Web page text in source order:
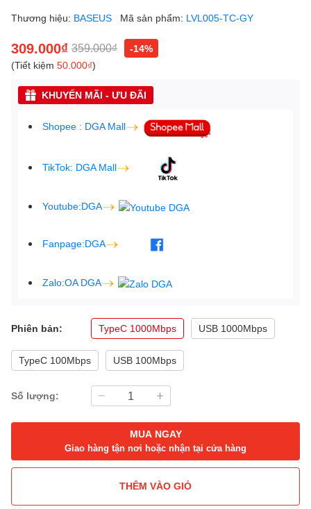
Thương hiệu: BASEUS Mã sản phẩm: LVL005-TC-GY
309.000₫ 359.000₫
-14%
(Tiết kiệm 50.000₫)
KHUYẾN MÃI - ƯU ĐÃI
Shopee : DGA Mall
TikTok: DGA Mall
Youtube:DGA
Fanpage:DGA
Zalo:OA DGA
Phiên bản: TypeC 1000Mbps USB 1000Mbps
TypeC 100Mbps USB 100Mbps
Số lượng:
MUA NGAY
Giao hàng tận nơi hoặc nhận tại cửa hàng
THÊM VÀO GIỎ